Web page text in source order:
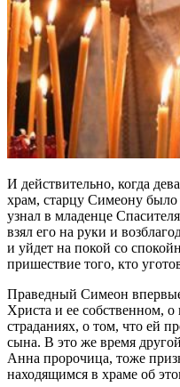
И действительно, когда
храм, старцу Симеону было
узнал в младенце
взял его на руки и
и уйдет на покой со
пришествие того, кто
Праведный Симеон
Христа и ее собственном,
страданиях, о том, что ей
сына. В это же время
Анна пророчица, тоже
находящимся в храме об